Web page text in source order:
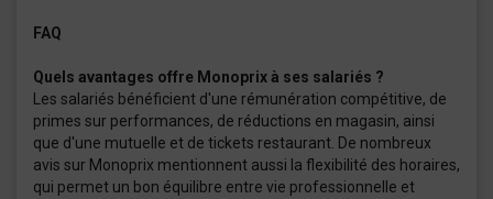
FAQ
Quels avantages offre Monoprix à ses salariés ?
Les salariés bénéficient d'une rémunération compétitive, de
primes sur performances, de réductions en magasin, ainsi
que d'une mutuelle et de tickets restaurant. De nombreux
avis sur Monoprix mentionnent aussi la flexibilité des horaires,
qui permet un bon équilibre entre vie professionnelle et